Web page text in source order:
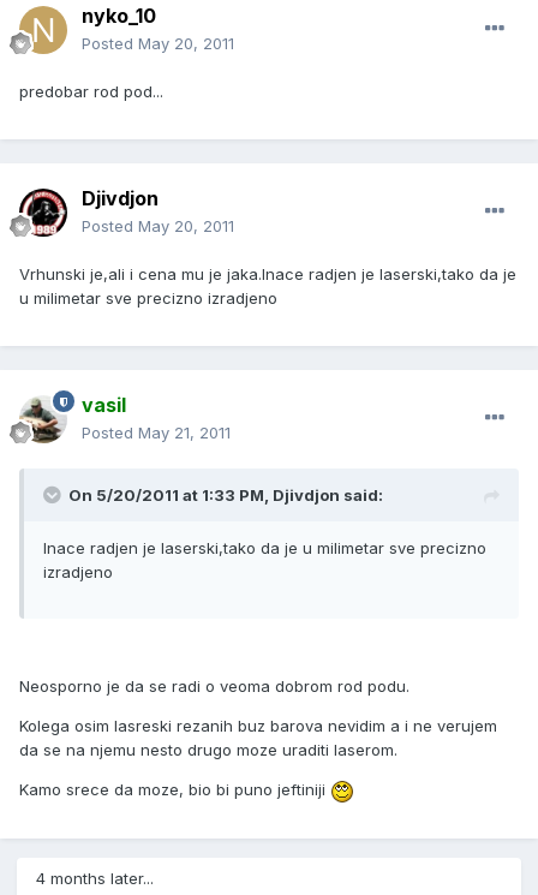
nyko_10
Posted May 20, 2011
predobar rod pod...
Djivdjon
Posted May 20, 2011
Vrhunski je,ali i cena mu je jaka.Inace radjen je laserski,tako da je
u milimetar sve precizno izradjeno
vasil
Posted May 21, 2011
On 5/20/2011 at 1:33 PM, Djivdjon said:
Inace radjen je laserski,tako da je u milimetar sve precizno
izradjeno
Neosporno je da se radi o veoma dobrom rod podu.
Kolega osim lasreski rezanih buz barova nevidim a i ne verujem
da se na njemu nesto drugo moze uraditi laserom.
Kamo srece da moze, bio bi puno jeftiniji
4 months later...